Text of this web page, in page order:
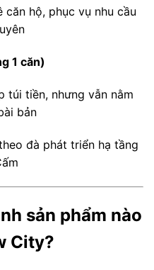
căn hộ, phục vụ nhu cầu
1 căn)
túi tiền, nhưng vẫn nằm
bản
đà phát triển hạ tầng
sản phẩm nào
City?